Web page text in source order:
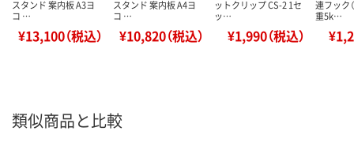
スタンド 案内板 A3ヨ
コ …
¥13,100（税込）
スタンド 案内板 A4ヨ
コ …
¥10,820（税込）
ットクリップ CS-2 1セ
ッ…
¥1,990（税込）
連フック
重5k…
類似商品と比較